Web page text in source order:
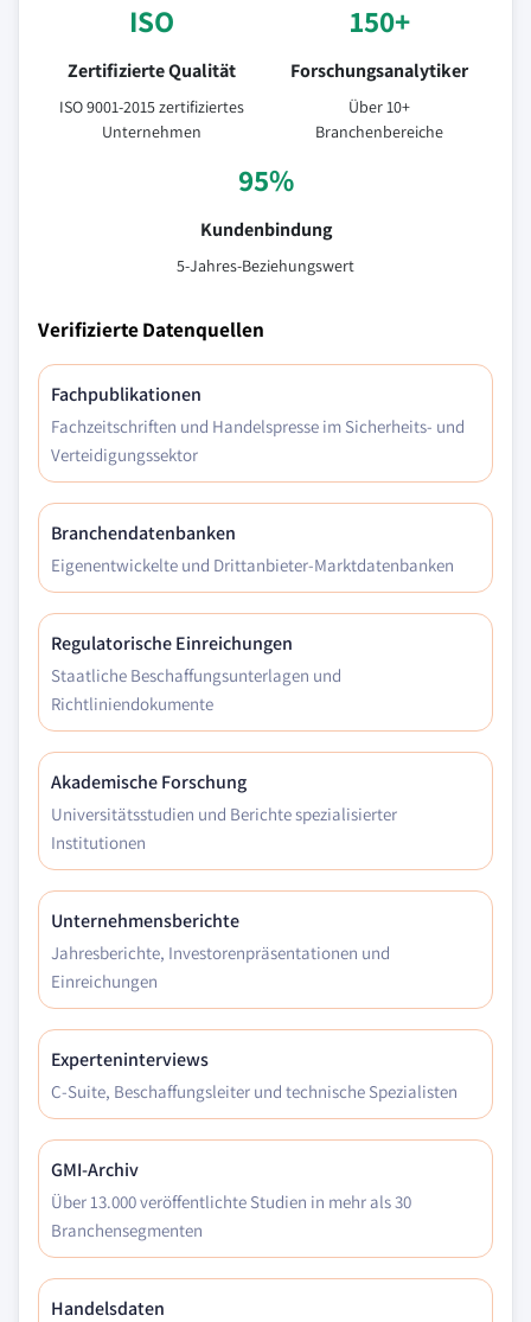
ISO
Zertifizierte Qualität
ISO 9001-2015 zertifiziertes
Unternehmen
150+
Forschungsanalytiker
Über 10+
Branchenbereiche
95%
Kundenbindung
5-Jahres-Beziehungswert
Verifizierte Datenquellen
Fachpublikationen
Fachzeitschriften und Handelspresse im Sicherheits- und
Verteidigungssektor
Branchendatenbanken
Eigenentwickelte und Drittanbieter-Marktdatenbanken
Regulatorische Einreichungen
Staatliche Beschaffungsunterlagen und
Richtliniendokumente
Akademische Forschung
Universitätsstudien und Berichte spezialisierter
Institutionen
Unternehmensberichte
Jahresberichte, Investorenpräsentationen und
Einreichungen
Experteninterviews
C-Suite, Beschaffungsleiter und technische Spezialisten
GMI-Archiv
Über 13.000 veröffentlichte Studien in mehr als 30
Branchensegmenten
Handelsdaten